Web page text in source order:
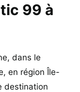
99 à
dans le
en région Île-
destination